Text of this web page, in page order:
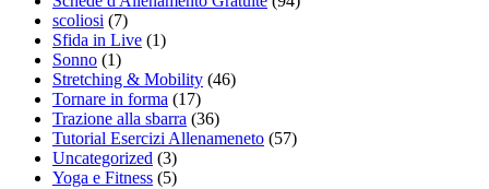
scoliosi (7)
Sfida in Live (1)
Sonno (1)
Stretching & Mobility (46)
Tornare in forma (17)
Trazione alla sbarra (36)
Tutorial Esercizi Allenameneto (57)
Uncategorized (3)
Yoga e Fitness (5)